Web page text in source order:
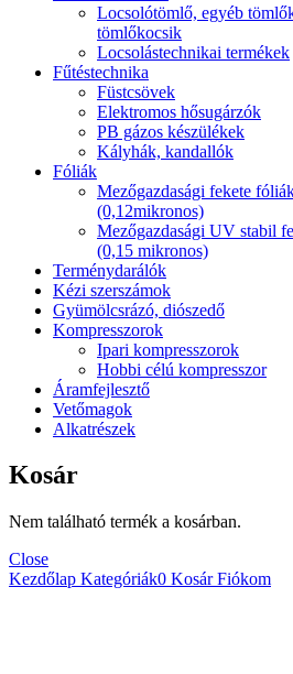
Locsolótömlő, egyéb
tömlőkocsik
Locsolástechnikai termékek
Fűtéstechnika
Füstcsövek
Elektromos hősugárzók
PB gázos készülékek
Kályhák, kandallók
Fóliák
Mezőgazdasági fekete
(0,12mikronos)
Mezőgazdasági UV stabil
(0,15 mikronos)
Terménydarálók
Kézi szerszámok
Gyümölcsrázó, diószedő
Kompresszorok
Ipari kompresszorok
Hobbi célú kompresszor
Áramfejlesztő
Vetőmagok
Alkatrészek
Kosár
Nem található termék a kosárban.
Close
Kezdőlap Kategóriák0 KosárFiókom